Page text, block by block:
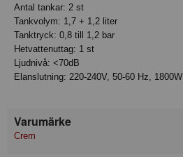
Antal tankar: 2 st
Tankvolym: 1,7 + 1,2 liter
Tanktryck: 0,8 till 1,2 bar
Hetvattenuttag: 1 st
Ljudnivå: <70dB
Elanslutning: 220-240V, 50-60 Hz, 1800W
Varumärke
Crem